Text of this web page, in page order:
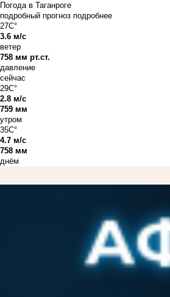
Погода в Таганроге
подробный прогноз подробнее
27C°
3.6 м/с
ветер
758 мм рт.ст.
давление
сейчас
29C°
2.8 м/с
759 мм
утром
35C°
4.7 м/с
758 мм
днём